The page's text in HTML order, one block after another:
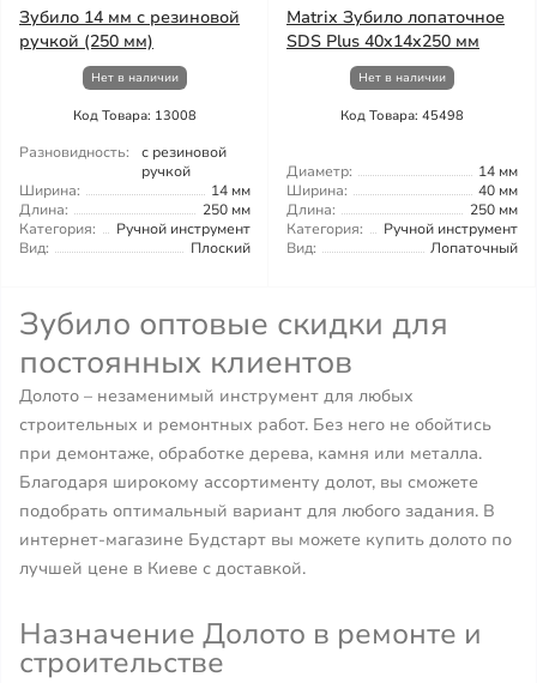
Зубило 14 мм с резиновой
ручкой (250 мм)
Нет в наличии
Код Товара: 13008
Разновидность:
с резиновой
ручкой
Ширина:
14 мм
Длина:
250 мм
Категория:
Ручной инструмент
Вид:
Плоский
Matrix Зубило лопаточное
SDS Plus 40x14x250 мм
Нет в наличии
Код Товара: 45498
Диаметр:
14 мм
Ширина:
40 мм
Длина:
250 мм
Категория:
Ручной инструмент
Вид:
Лопаточный
Зубило оптовые скидки для
постоянных клиентов
Долото – незаменимый инструмент для любых
строительных и ремонтных работ. Без него не обойтись
при демонтаже, обработке дерева, камня или металла.
Благодаря широкому ассортименту долот, вы сможете
подобрать оптимальный вариант для любого задания. В
интернет-магазине Будстарт вы можете купить долото по
лучшей цене в Киеве с доставкой.
Назначение Долото в ремонте и
строительстве